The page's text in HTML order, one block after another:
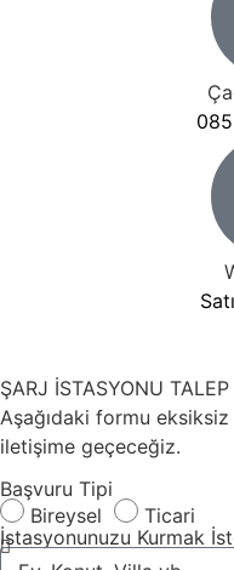
ŞARJ İSTASYONU
Aşağıdaki formu
iletişime geçeceğiz.
Başvuru Tipi
Bireysel
Ticari
İstasyonunuzu Kurmak